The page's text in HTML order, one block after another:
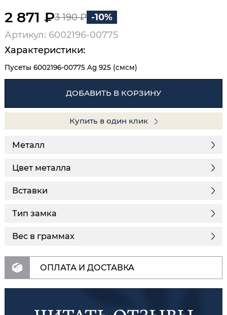
2 871 ₽3 190 ₽ -10%
Артикул: 6002196-00775
Характеристики:
Пусеты 6002196-00775 Ag 925 (смсм)
ДОБАВИТЬ В КОРЗИНУ
Купить в один клик
Металл
Цвет металла
Вставки
Тип замка
Вес в граммах
ОПЛАТА И ДОСТАВКА